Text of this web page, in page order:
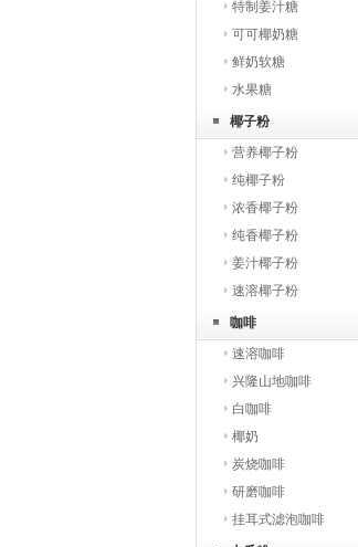
特制姜汁糖
可可椰奶糖
鲜奶软糖
水果糖
椰子粉
营养椰子粉
纯椰子粉
浓香椰子粉
纯香椰子粉
姜汁椰子粉
速溶椰子粉
咖啡
速溶咖啡
兴隆山地咖啡
白咖啡
椰奶
炭烧咖啡
研磨咖啡
挂耳式滤泡咖啡